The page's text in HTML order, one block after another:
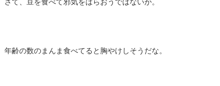
年齢の数のまんま食べてると胸やけしそうだな。